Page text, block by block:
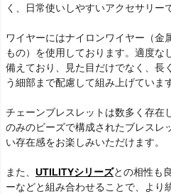
く、日常使いしやすいアクセサリー
ワイヤーにはナイロンワイヤー（金
もの）を使用しております。適度な
備えており、見た目だけでなく、長
う細部まで配慮して組み上げていま
チェーンブレスレットは数多く存在
のみのビーズで構成されたブレスレ
い存在感をお楽しみいただけます。
また、 UTILITYシリーズとの相性も
ーなどと組み合わせることで、より